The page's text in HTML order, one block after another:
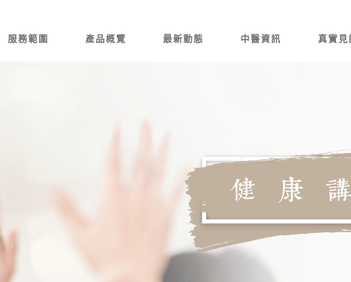
服務範圍 產品概覽 最新動態 中醫資訊 真實見